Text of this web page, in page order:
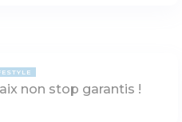
non stop garantis !